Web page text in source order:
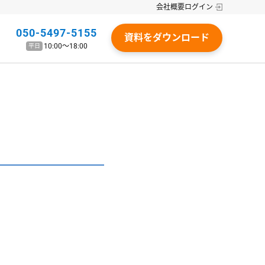
050-5497-5155
平日 10:00〜18:00
資料をダウンロード
会社概要ログイン